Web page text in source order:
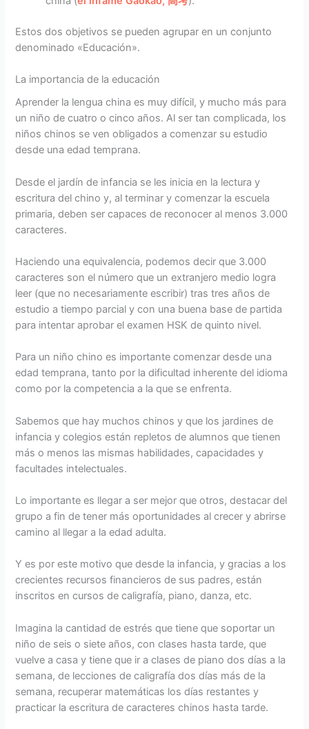
Estos dos objetivos se pueden agrupar en un conjunto
denominado «Educación».
La importancia de la educación
Aprender la lengua china es muy difícil, y mucho más para
un niño de cuatro o cinco años. Al ser tan complicada, los
niños chinos se ven obligados a comenzar su estudio
desde una edad temprana.
Desde el jardín de infancia se les inicia en la lectura y
escritura del chino y, al terminar y comenzar la escuela
primaria, deben ser capaces de reconocer al menos 3.000
caracteres.
Haciendo una equivalencia, podemos decir que 3.000
caracteres son el número que un extranjero medio logra
leer (que no necesariamente escribir) tras tres años de
estudio a tiempo parcial y con una buena base de partida
para intentar aprobar el examen HSK de quinto nivel.
Para un niño chino es importante comenzar desde una
edad temprana, tanto por la dificultad inherente del idioma
como por la competencia a la que se enfrenta.
Sabemos que hay muchos chinos y que los jardines de
infancia y colegios están repletos de alumnos que tienen
más o menos las mismas habilidades, capacidades y
facultades intelectuales.
Lo importante es llegar a ser mejor que otros, destacar del
grupo a fin de tener más oportunidades al crecer y abrirse
camino al llegar a la edad adulta.
Y es por este motivo que desde la infancia, y gracias a los
crecientes recursos financieros de sus padres, están
inscritos en cursos de caligrafía, piano, danza, etc.
Imagina la cantidad de estrés que tiene que soportar un
niño de seis o siete años, con clases hasta tarde, que
vuelve a casa y tiene que ir a clases de piano dos días a la
semana, de lecciones de caligrafía dos días más de la
semana, recuperar matemáticas los días restantes y
practicar la escritura de caracteres chinos hasta tarde.